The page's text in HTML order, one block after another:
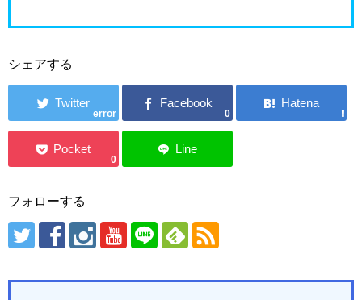
シェアする
error 0
0
フォローする